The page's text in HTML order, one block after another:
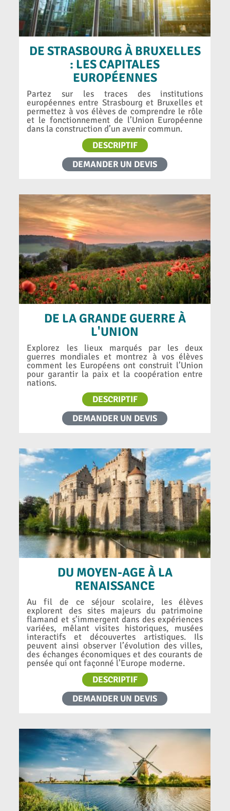
DE STRASBOURG À BRUXELLES
: LES CAPITALES
EUROPÉENNES
Partez sur les traces des institutions
européennes entre Strasbourg et Bruxelles et
permettez à vos élèves de comprendre le rôle
et le fonctionnement de l’Union Européenne
dans la construction d’un avenir commun.
DESCRIPTIF
DEMANDER UN DEVIS
DE LA GRANDE GUERRE À
L'UNION
Explorez les lieux marqués par les deux
guerres mondiales et montrez à vos élèves
comment les Européens ont construit l’Union
pour garantir la paix et la coopération entre
nations.
DESCRIPTIF
DEMANDER UN DEVIS
DU MOYEN-AGE À LA
RENAISSANCE
Au fil de ce séjour scolaire, les élèves
explorent des sites majeurs du patrimoine
flamand et s’immergent dans des expériences
variées, mêlant visites historiques, musées
interactifs et découvertes artistiques. Ils
peuvent ainsi observer l’évolution des villes,
des échanges économiques et des courants de
pensée qui ont façonné l’Europe moderne.
DESCRIPTIF
DEMANDER UN DEVIS